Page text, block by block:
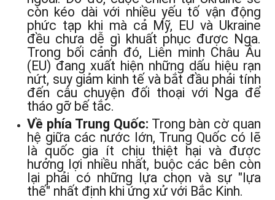
còn kéo dài với nhiều yếu tố vận động
phức tạp khi mà cả Mỹ, EU và Ukraine
đều chưa dễ gì khuất phục được Nga.
Trong bối cảnh đó, Liên minh Châu Âu
(EU) đang xuất hiện những dấu hiệu rạn
nứt, suy giảm kinh tế và bắt đầu phải tính
đến câu chuyện đối thoại với Nga để
tháo gỡ bế tắc.
Về phía Trung Quốc: Trong bàn cờ quan
hệ giữa các nước lớn, Trung Quốc có lẽ
là quốc gia ít chịu thiệt hại và được
hưởng lợi nhiều nhất, buộc các bên còn
lại phải có những lựa chọn và sự "lựa
thế" nhất định khi ứng xử với Bắc Kinh.